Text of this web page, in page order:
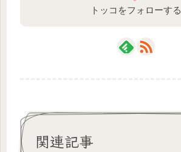
トッコをフォローする
関連記事